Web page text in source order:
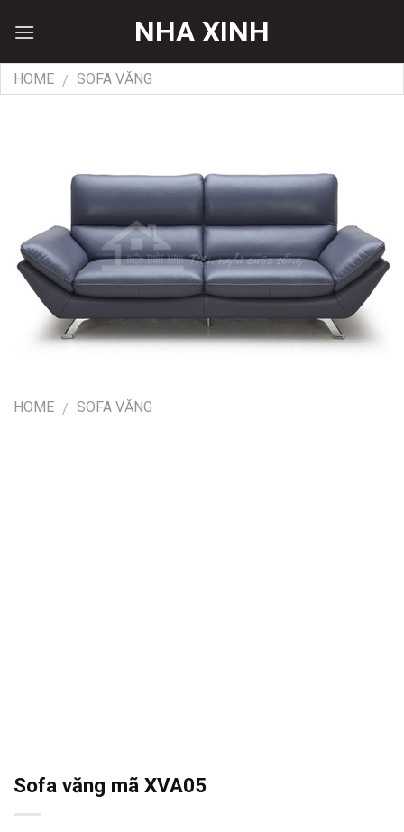
NHA XINH
HOME / SOFA VĂNG
HOME / SOFA VĂNG
Sofa văng mã XVA05